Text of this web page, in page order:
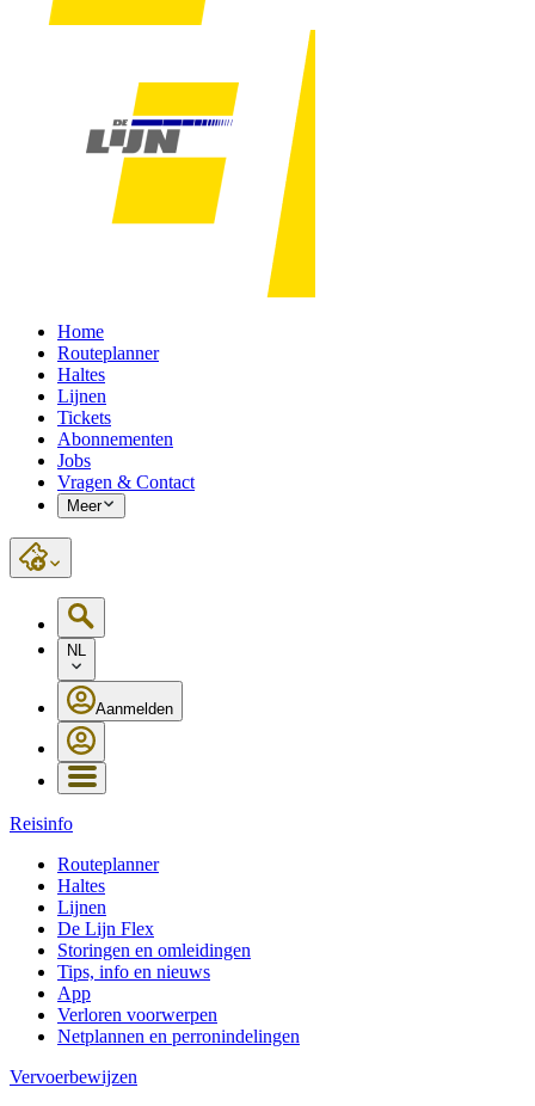
Home
Routeplanner
Haltes
Lijnen
Tickets
Abonnementen
Jobs
Vragen & Contact
Meer
NL
Aanmelden
Reisinfo
Routeplanner
Haltes
Lijnen
De Lijn Flex
Storingen en omleidingen
Tips, info en nieuws
App
Verloren voorwerpen
Netplannen en perronindelingen
Vervoerbewijzen